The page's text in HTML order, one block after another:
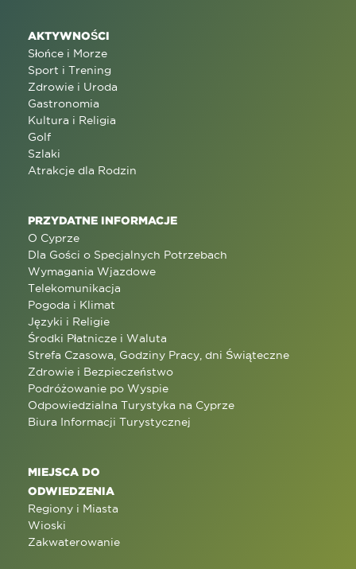
AKTYWNOŚCI
Słońce i Morze
Sport i Trening
Zdrowie i Uroda
Gastronomia
Kultura i Religia
Golf
Szlaki
Atrakcje dla Rodzin
PRZYDATNE INFORMACJE
O Cyprze
Dla Gości o Specjalnych Potrzebach
Wymagania Wjazdowe
Telekomunikacja
Pogoda i Klimat
Języki i Religie
Środki Płatnicze i Waluta
Strefa Czasowa, Godziny Pracy, dni Świąteczne
Zdrowie i Bezpieczeństwo
Podróżowanie po Wyspie
Odpowiedzialna Turystyka na Cyprze
Biura Informacji Turystycznej
MIEJSCA DO
ODWIEDZENIA
Regiony i Miasta
Wioski
Zakwaterowanie